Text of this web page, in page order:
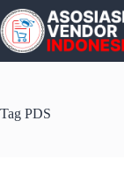
Skip
to
content
Tag PDS